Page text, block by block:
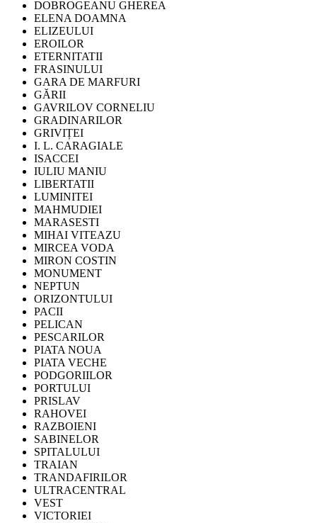
DOBROGEANU GHEREA
ELENA DOAMNA
ELIZEULUI
EROILOR
ETERNITATII
FRASINULUI
GARA DE MARFURI
GĂRII
GAVRILOV CORNELIU
GRADINARILOR
GRIVIȚEI
I. L. CARAGIALE
ISACCEI
IULIU MANIU
LIBERTATII
LUMINITEI
MAHMUDIEI
MARASESTI
MIHAI VITEAZU
MIRCEA VODA
MIRON COSTIN
MONUMENT
NEPTUN
ORIZONTULUI
PACII
PELICAN
PESCARILOR
PIATA NOUA
PIATA VECHE
PODGORIILOR
PORTULUI
PRISLAV
RAHOVEI
RAZBOIENI
SABINELOR
SPITALULUI
TRAIAN
TRANDAFIRILOR
ULTRACENTRAL
VEST
VICTORIEI